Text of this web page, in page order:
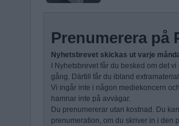
Prenumerera på
Nyhetsbrevet skickas ut varje
I Nyhetsbrevet får du besked om det
gång. Därtill får du ibland
Vi ingår inte i någon mediekoncern
hamnar inte på avvägar.
Du prenumererar utan kostnad. Du
prenumeration, om du skriver in i den